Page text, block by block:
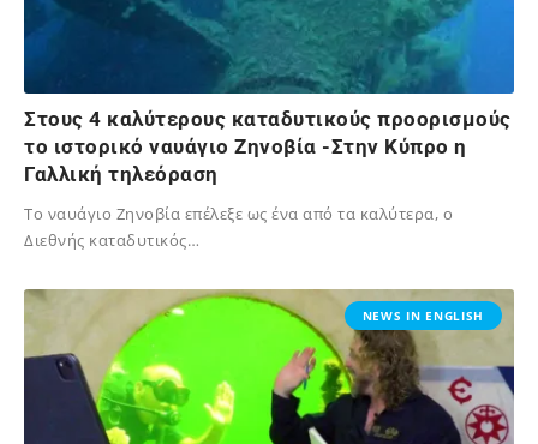
Στους 4 καλύτερους καταδυτικούς προορισμούς
το ιστορικό ναυάγιο Ζηνοβία -Στην Κύπρο η
Γαλλική τηλεόραση
Το ναυάγιο Ζηνοβία επέλεξε ως ένα από τα καλύτερα, o
Διεθνής καταδυτικός…
NEWS IN ENGLISH